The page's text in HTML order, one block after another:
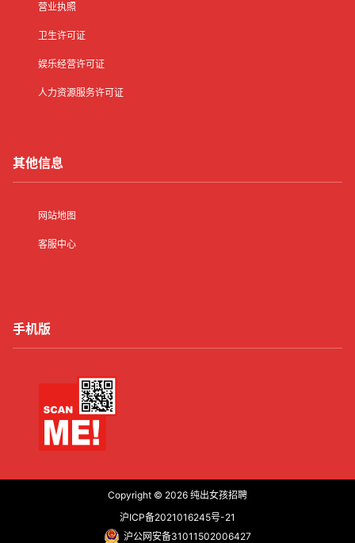
营业执照
卫生许可证
娱乐经营许可证
人力资源服务许可证
其他信息
网站地图
客服中心
手机版
Copyright © 2026 纯出女孩招聘
沪ICP备2021016245号-21
沪公网安备31011502006427